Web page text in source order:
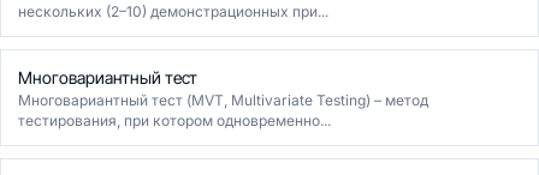
нескольких (2–10) демонстрационных при...
Многовариантный тест
Многовариантный тест (MVT, Multivariate Testing) – метод
тестирования, при котором одновременно...